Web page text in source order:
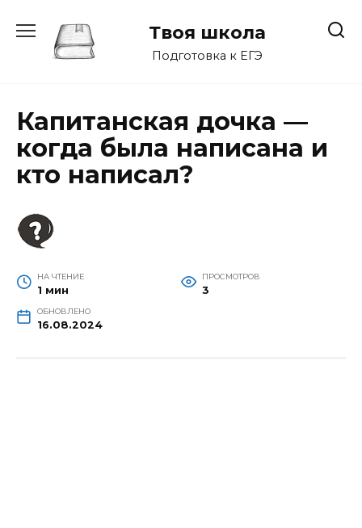
содержанию
Твоя школа
Подготовка к ЕГЭ
Капитанская дочка —
когда была написана и
кто написал?
НА ЧТЕНИЕ
1 мин
ПРОСМОТРОВ
3
ОБНОВЛЕНО
16.08.2024